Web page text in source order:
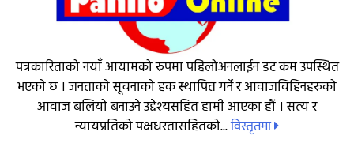
पत्रकारिताको नयाँ आयामको रुपमा पहिलोअनलाईन डट कम उपस्थित
भएको छ । जनताको सूचनाको हक स्थापित गर्ने र आवाजविहिनहरुको
आवाज बलियो बनाउने उद्देश्यसहित हामी आएका हौं । सत्य र
न्यायप्रतिको पक्षधरतासहितको...विस्तृतमा